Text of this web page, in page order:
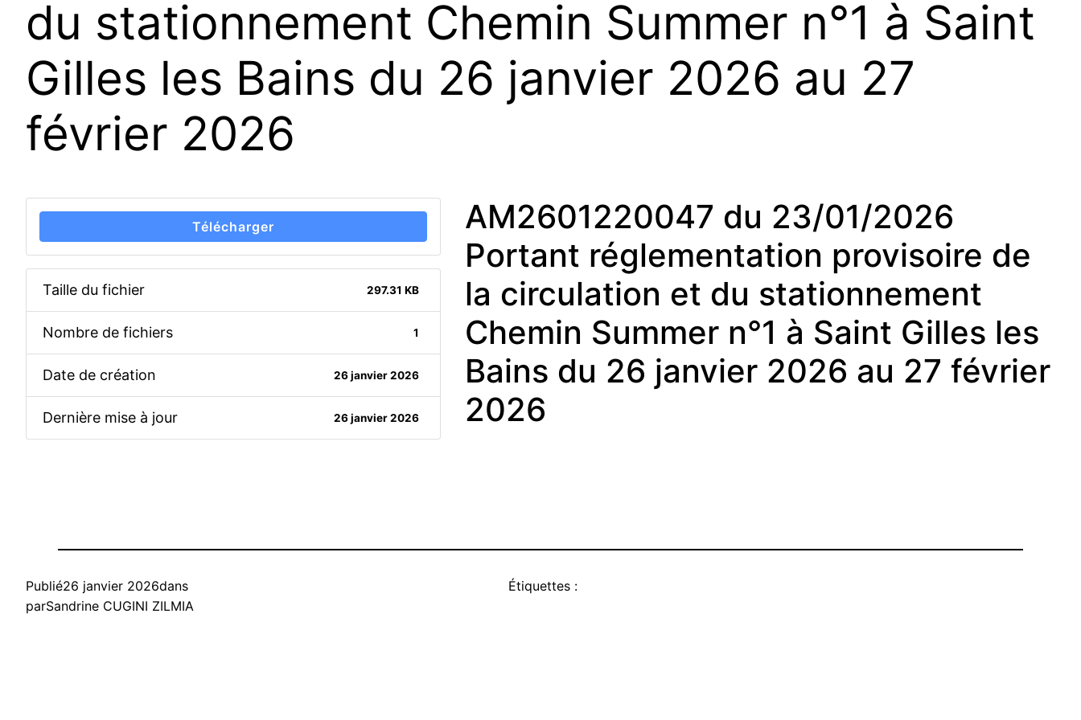
du stationnement Chemin Summer n°1 à Saint
Gilles les Bains du 26 janvier 2026 au 27
février 2026
Télécharger
Taille du fichier 297.31 KB
Nombre de fichiers 1
Date de création 26 janvier 2026
Dernière mise à jour 26 janvier 2026
AM2601220047 du 23/01/2026
Portant réglementation provisoire de
la circulation et du stationnement
Chemin Summer n°1 à Saint Gilles les
Bains du 26 janvier 2026 au 27 février
2026
Publié26 janvier 2026dans
parSandrine CUGINI ZILMIA
Étiquettes :